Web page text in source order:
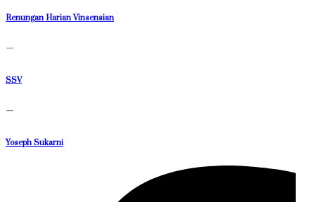
Renungan Harian Vinsensian
—
SSV
—
Yoseph Sukarni